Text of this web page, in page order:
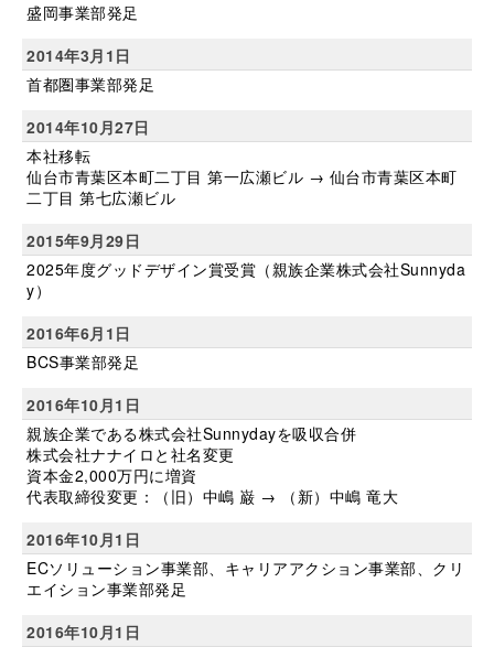
盛岡事業部発足
2014年3月1日
首都圏事業部発足
2014年10月27日
本社移転
仙台市青葉区本町二丁目 第一広瀬ビル → 仙台市青葉区本町
二丁目 第七広瀬ビル
2015年9月29日
2025年度グッドデザイン賞受賞（親族企業株式会社Sunnyda
y）
2016年6月1日
BCS事業部発足
2016年10月1日
親族企業である株式会社Sunnydayを吸収合併
株式会社ナナイロと社名変更
資本金2,000万円に増資
代表取締役変更：（旧）中嶋 巌 → （新）中嶋 竜大
2016年10月1日
ECソリューション事業部、キャリアアクション事業部、クリ
エイション事業部発足
2016年10月1日